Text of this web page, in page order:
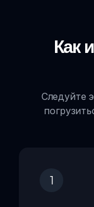
Как
Следуйте
1